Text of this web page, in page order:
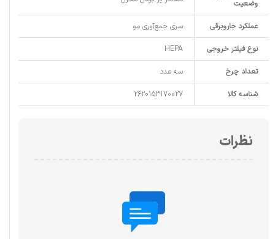
وضعیت
عملکرد جاروبرقی سری جمع‌آوری مو
نوع فیلتر خروجی HEPA
تعداد چرخ سه عدد
شناسه کالا 2620153170027
نظرات